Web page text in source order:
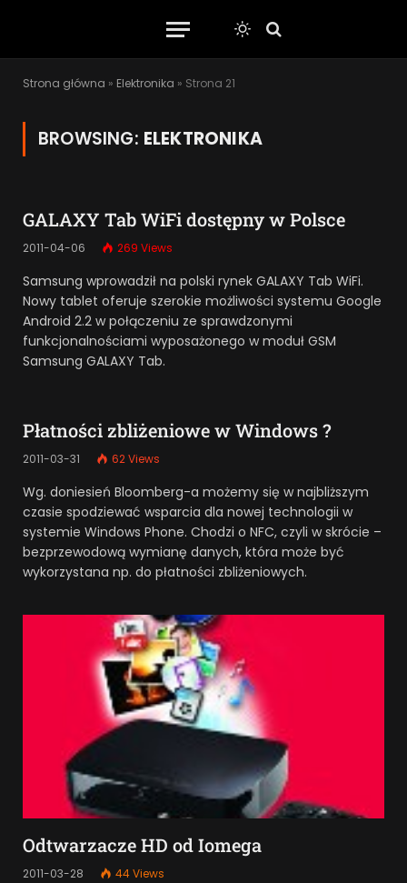
Strona główna » Elektronika » Strona 21
BROWSING: ELEKTRONIKA
GALAXY Tab WiFi dostępny w Polsce
2011-04-06 269 Views
Samsung wprowadził na polski rynek GALAXY Tab WiFi.
Nowy tablet oferuje szerokie możliwości systemu Google
Android 2.2 w połączeniu ze sprawdzonymi
funkcjonalnościami wyposażonego w moduł GSM
Samsung GALAXY Tab.
Płatności zbliżeniowe w Windows ?
2011-03-31 62Views
Wg. doniesień Bloomberg-a możemy się w najbliższym
czasie spodziewać wsparcia dla nowej technologii w
systemie Windows Phone. Chodzi o NFC, czyli w skrócie –
bezprzewodową wymianę danych, która może być
wykorzystana np. do płatności zbliżeniowych.
Odtwarzacze HD od Iomega
2011-03-28 44Views